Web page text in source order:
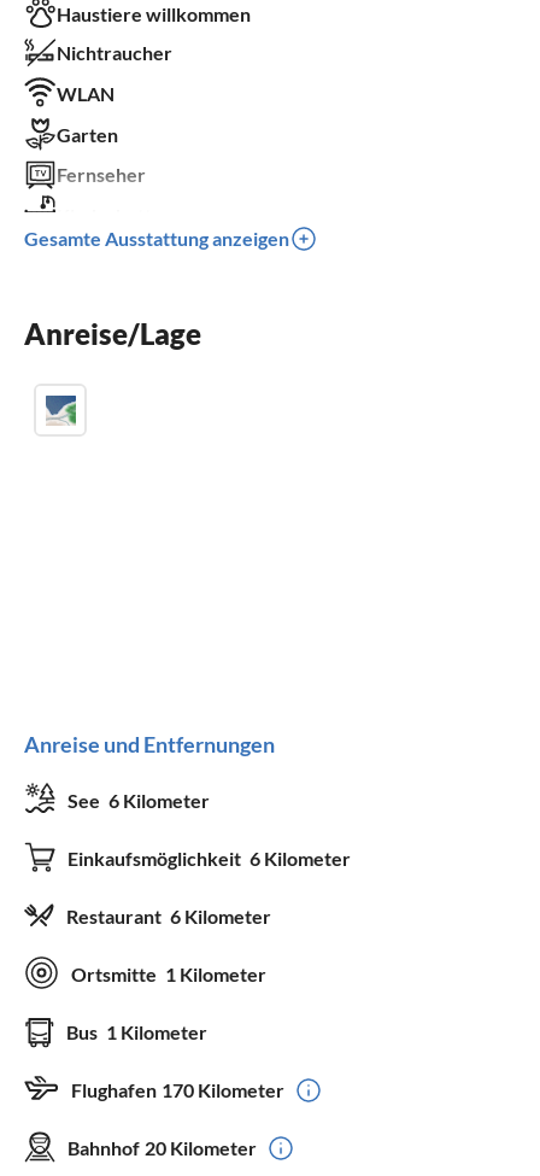
Haustiere willkommen
Nichtraucher
WLAN
Garten
Fernseher
Parkplatz
für Rollstuhl nicht geeignet
Gesamte Ausstattung anzeigen
Anreise/Lage
Anreise und Entfernungen
See 6 Kilometer
Einkaufsmöglichkeit 6 Kilometer
Restaurant 6 Kilometer
Ortsmitte 1 Kilometer
Bus 1 Kilometer
Flughafen 170 Kilometer
Bahnhof 20 Kilometer